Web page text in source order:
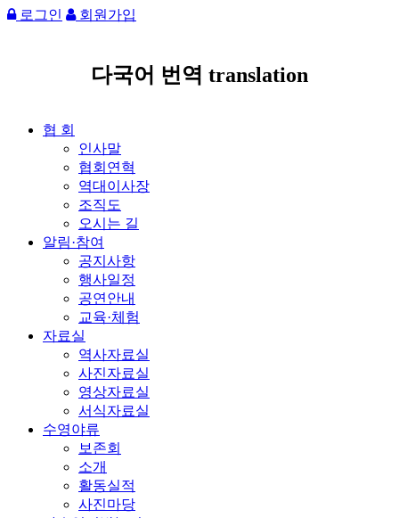
로그인 회원가입
다국어 번역 translation
협 회
인사말
협회연혁
역대이사장
조직도
오시는 길
알림·참여
공지사항
행사일정
공연안내
교육·체험
자료실
역사자료실
사진자료실
영상자료실
서식자료실
수영야류
보존회
소개
활동실적
사진마당